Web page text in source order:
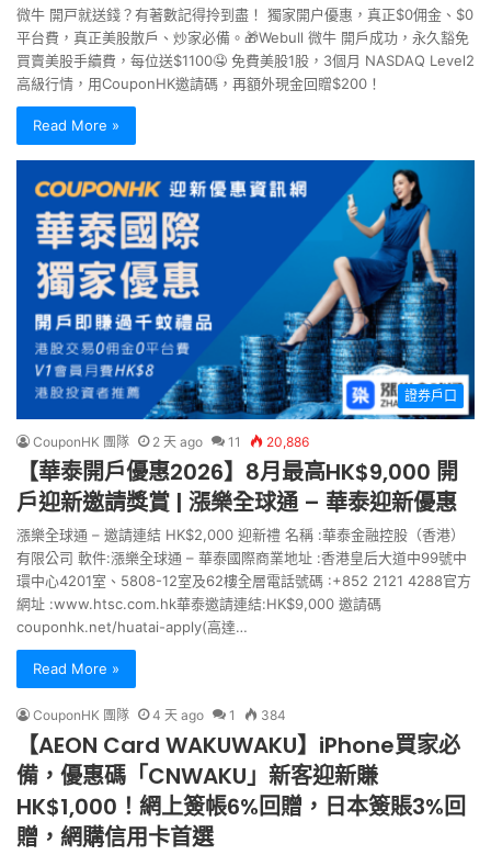
微牛 開戸就送錢？有著數記得拎到盡！ 獨家開户優惠，真正$0佣金、$0
平台費，真正美股散戶、炒家必備。🎁Webull 微牛 開戶成功，永久豁免
買賣美股手續費，每位送$1100🤤 免費美股1股，3個月 NASDAQ Level2
高級行情，用CouponHK邀請碼，再額外現金回贈$200！
Read More »
證券戶口
CouponHK 團隊 2 天 ago 11 20,886
【華泰開戶優惠2026】8月最高HK$9,000 開
戶迎新邀請獎賞 | 漲樂全球通 – 華泰迎新優惠
漲樂全球通 – 邀請連結 HK$2,000 迎新禮 名稱 :華泰金融控股（香港）
有限公司 軟件:漲樂全球通 – 華泰國際商業地址 :香港皇后大道中99號中
環中心4201室、5808-12室及62樓全層電話號碼 :+852 2121 4288官方
網址 :www.htsc.com.hk華泰邀請連結:HK$9,000 邀請碼
couponhk.net/huatai-apply(高達…
Read More »
CouponHK 團隊 4 天 ago 1 384
【AEON Card WAKUWAKU】iPhone買家必
備，優惠碼「CNWAKU」新客迎新賺
HK$1,000！網上簽帳6%回贈，日本簽賬3%回
贈，網購信用卡首選